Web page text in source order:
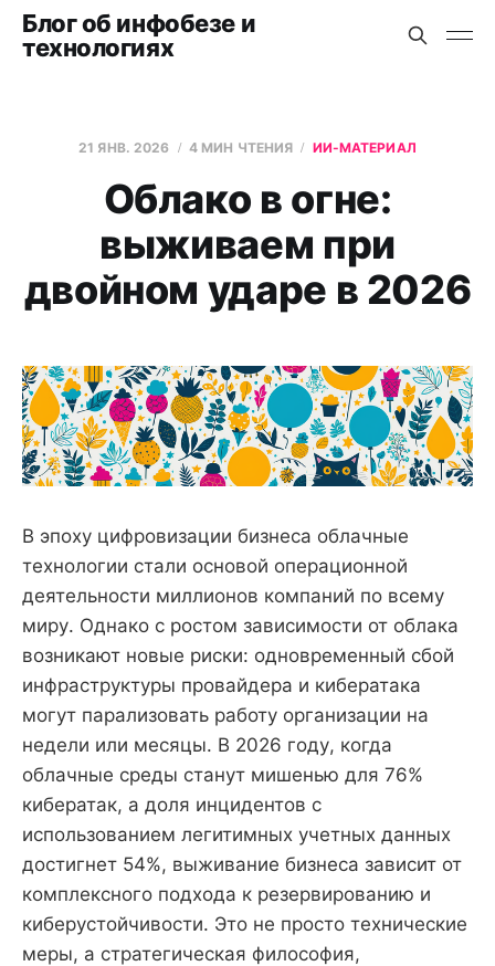
Блог об инфобезе и
технологиях
21 ЯНВ. 2026 4 МИН ЧТЕНИЯ ИИ-МАТЕРИАЛ
Облако в огне:
выживаем при
двойном ударе в 2026
В эпоху цифровизации бизнеса облачные
технологии стали основой операционной
деятельности миллионов компаний по всему
миру. Однако с ростом зависимости от облака
возникают новые риски: одновременный сбой
инфраструктуры провайдера и кибератака
могут парализовать работу организации на
недели или месяцы. В 2026 году, когда
облачные среды станут мишенью для 76%
кибератак, а доля инцидентов с
использованием легитимных учетных данных
достигнет 54%, выживание бизнеса зависит от
комплексного подхода к резервированию и
киберустойчивости. Это не просто технические
меры, а стратегическая философия,